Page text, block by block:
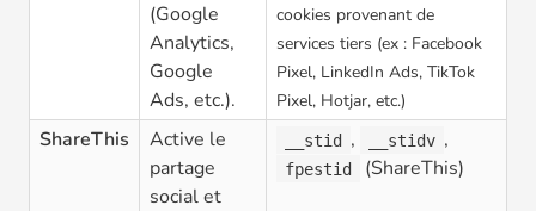
(Google
Analytics,
Google
Ads, etc.).
cookies provenant de
services tiers (ex : Facebook
Pixel, LinkedIn Ads, TikTok
Pixel, Hotjar, etc.)
ShareThis
Active le
partage
social et
__stid , __stidv ,
fpestid (ShareThis)